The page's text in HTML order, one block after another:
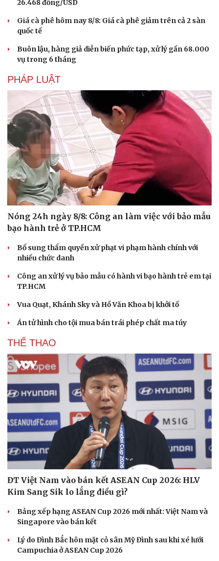
Du lịch
Tư vấn
Săn Tour
check-in
Podcast
Câu chuyện thời sự
Đọc truyện đêm khuya
Cửa sổ tình yêu
Kể chuyện cho bé
Hạt giống tâm hồn
26.468 đồng/USD
Giá cà phê hôm nay 8/8: Giá cà phê giảm trên cả 2 sàn
quốc tế
Buôn lậu, hàng giả diễn biến phức tạp, xử lý gần 68.000
vụ trong 6 tháng
PHÁP LUẬT
Nóng 24h ngày 8/8: Công an làm việc với bảo mẫu
bạo hành trẻ ở TP.HCM
Bổ sung thẩm quyền xử phạt vi phạm hành chính với
nhiều chức danh
Công an xử lý vụ bảo mẫu có hành vi bạo hành trẻ em tại
TP.HCM
Vua Quạt, Khánh Sky và Hồ Văn Khoa bị khởi tố
Án tử hình cho tội mua bán trái phép chất ma túy
THỂ THAO
ĐT Việt Nam vào bán kết ASEAN Cup 2026: HLV
Kim Sang Sik lo lắng điều gì?
Bảng xếp hạng ASEAN Cup 2026 mới nhất: Việt Nam và
Singapore vào bán kết
Lý do Đình Bắc hôn mặt cỏ sân Mỹ Đình sau khi xé lưới
Campuchia ở ASEAN Cup 2026